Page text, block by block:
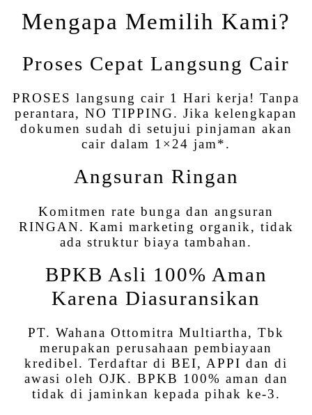
Mengapa Memilih Kami?
Proses Cepat Langsung Cair
PROSES langsung cair 1 Hari kerja! Tanpa
perantara, NO TIPPING. Jika kelengkapan
dokumen sudah di setujui pinjaman akan
cair dalam 1×24 jam*.
Angsuran Ringan
Komitmen rate bunga dan angsuran
RINGAN. Kami marketing organik, tidak
ada struktur biaya tambahan.
BPKB Asli 100% Aman
Karena Diasuransikan
PT. Wahana Ottomitra Multiartha, Tbk
merupakan perusahaan pembiayaan
kredibel. Terdaftar di BEI, APPI dan di
awasi oleh OJK. BPKB 100% aman dan
tidak di jaminkan kepada pihak ke-3.